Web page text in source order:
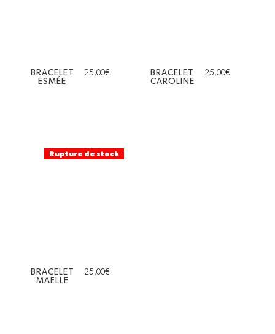
BRACELET
ESMÉE
25,00€
BRACELET
CAROLINE
25,00€
Rupture de stock
BRACELET
MAËLLE
25,00€